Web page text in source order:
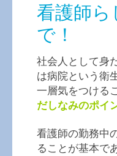
看護師
で！
社会人として身
は病院という衛
一層気をつける
だしなみのポイ
看護師の勤務中
ることが基本で